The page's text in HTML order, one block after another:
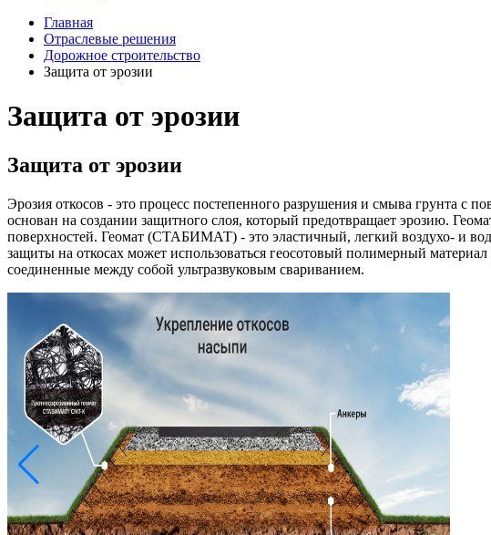
Главная
Отраслевые решения
Дорожное строительство
Защита от эрозии
Защита от эрозии
Защита от эрозии
Эрозия откосов - это процесс постепенного разрушения и смыва грунта с
основан на создании защитного слоя, который предотвращает эрозию.
поверхностей. Геомат (СТАБИМАТ) - это эластичный, легкий воздухо- и
защиты на откосах может использоваться геосотовый полимерный
соединенные между собой ультразвуковым свариванием.